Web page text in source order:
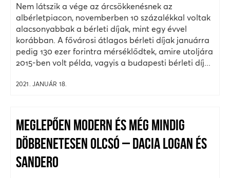
Nem látszik a vége az árcsökkenésnek az
albérletpiacon, novemberben 10 százalékkal voltak
alacsonyabbak a bérleti díjak, mint egy évvel
korábban. A fővárosi átlagos bérleti díjak januárra
pedig 130 ezer forintra mérséklődtek, amire utoljára
2015-ben volt példa, vagyis a budapesti bérleti díj...
2021. JANUÁR 18.
MEGLEPŐEN MODERN ÉS MÉG MINDIG
DÖBBENETESEN OLCSÓ – DACIA LOGAN ÉS
SANDERO